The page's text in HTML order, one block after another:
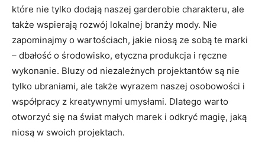
⁢które nie tylko dodają naszej garderobie⁢ charakteru, ale
także wspierają rozwój lokalnej branży mody. Nie
zapominajmy o wartościach,​ jakie niosą ze sobą ⁣te marki
⁣– dbałość o środowisko, etyczna produkcja i ręczne
wykonanie. Bluzy od⁤ niezależnych projektantów‌ są nie
tylko ubraniami, ale ⁣także wyrazem⁤ naszej osobowości i
⁣współpracy z kreatywnymi umysłami. Dlatego warto​
otworzyć się na świat małych marek i ​odkryć magię, jaką
niosą w swoich projektach.